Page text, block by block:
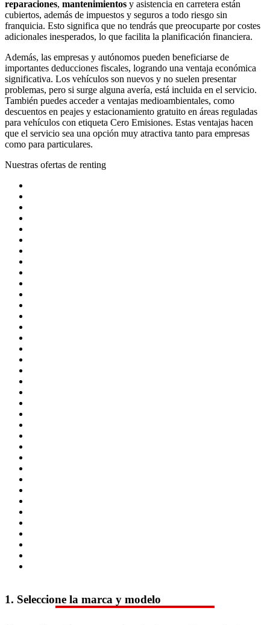
reparaciones, mantenimientos y asistencia en carretera están
cubiertos, además de impuestos y seguros a todo riesgo sin
franquicia. Esto significa que no tendrás que preocuparte por costes
adicionales inesperados, lo que facilita la planificación financiera.
Además, las empresas y autónomos pueden beneficiarse de
importantes deducciones fiscales, logrando una ventaja económica
significativa. Los vehículos son nuevos y no suelen presentar
problemas, pero si surge alguna avería, está incluida en el servicio.
También puedes acceder a ventajas medioambientales, como
descuentos en peajes y estacionamiento gratuito en áreas reguladas
para vehículos con etiqueta Cero Emisiones. Estas ventajas hacen
que el servicio sea una opción muy atractiva tanto para empresas
como para particulares.
Nuestras ofertas de renting
1. Seleccione la marca y modelo